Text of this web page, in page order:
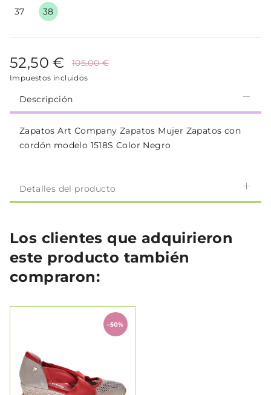
37
38
52,50 € 105,00 €
Impuestos incluidos
Descripción
Zapatos Art Company Zapatos Mujer Zapatos con
cordón modelo 1518S Color Negro
Detalles del producto
Los clientes que adquirieron
este producto también
compraron:
-50%